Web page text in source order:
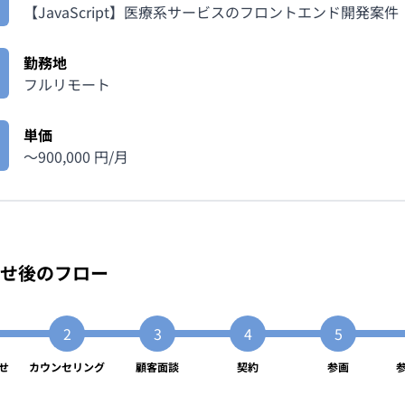
【JavaScript】医療系サービスのフロントエンド開発案件
勤務地
フルリモート
単価
〜900,000 円/月
後のフロー
カウンセリング 顧客面談 契約 参画